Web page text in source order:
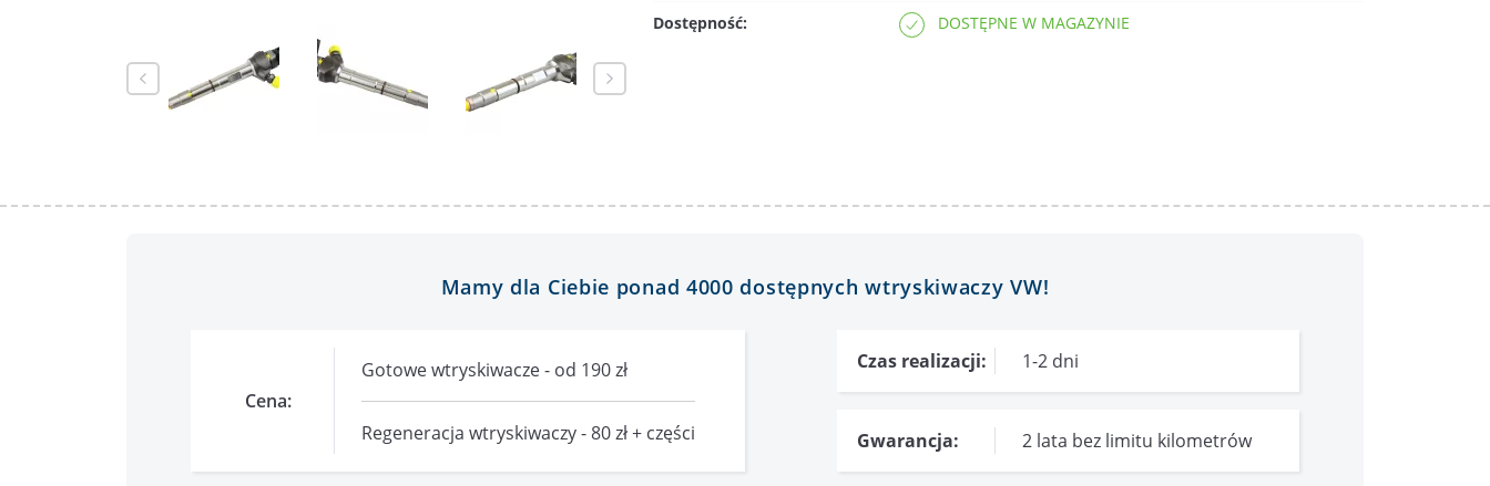
Dostępność:
DOSTĘPNE W MAGAZYNIE
Mamy dla Ciebie ponad 4000 dostępnych wtryskiwaczy VW!
Cena:
Gotowe wtryskiwacze - od 190 zł
Regeneracja wtryskiwaczy - 80 zł + części
Czas realizacji: 1-2 dni
Gwarancja: 2 lata bez limitu kilometrów